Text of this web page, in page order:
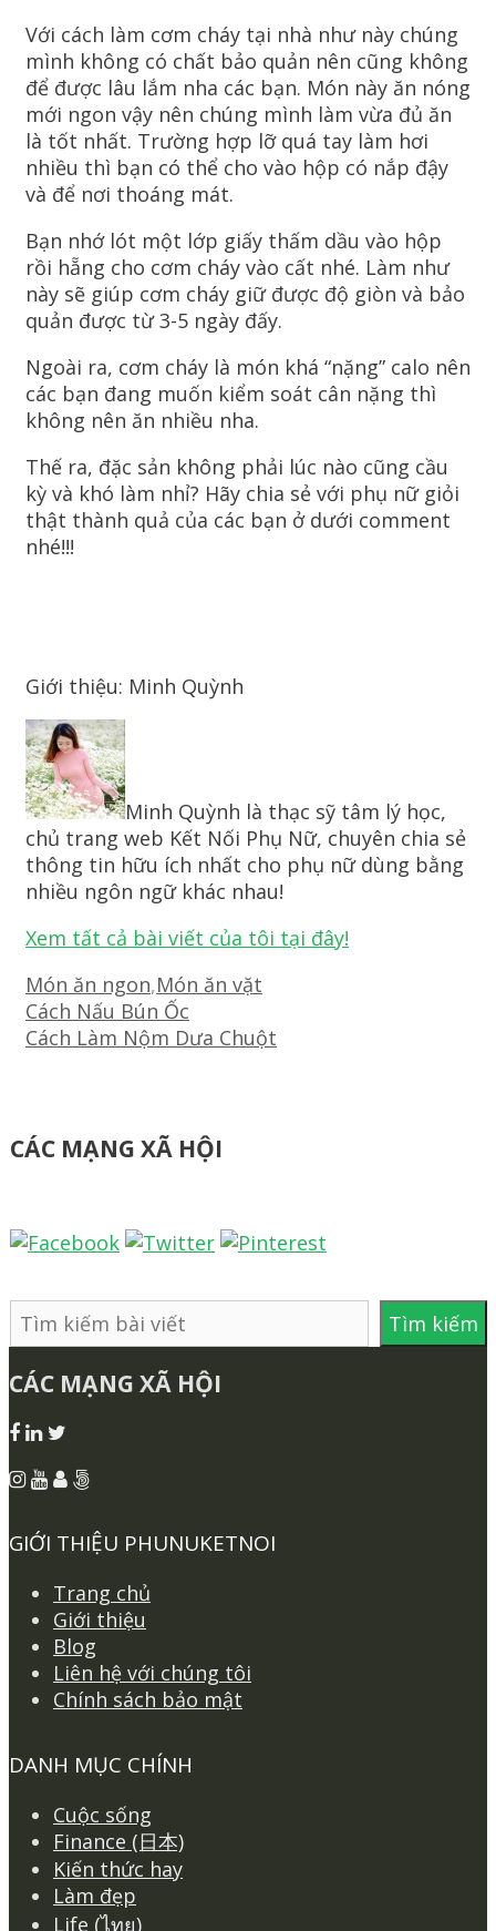
Với cách làm cơm cháy tại nhà như này chúng
mình không có chất bảo quản nên cũng không
để được lâu lắm nha các bạn. Món này ăn nóng
mới ngon vậy nên chúng mình làm vừa đủ ăn
là tốt nhất. Trường hợp lỡ quá tay làm hơi
nhiều thì bạn có thể cho vào hộp có nắp đậy
và để nơi thoáng mát.
Bạn nhớ lót một lớp giấy thấm dầu vào hộp
rồi hẵng cho cơm cháy vào cất nhé. Làm như
này sẽ giúp cơm cháy giữ được độ giòn và bảo
quản được từ 3-5 ngày đấy.
Ngoài ra, cơm cháy là món khá “nặng” calo nên
các bạn đang muốn kiểm soát cân nặng thì
không nên ăn nhiều nha.
Thế ra, đặc sản không phải lúc nào cũng cầu
kỳ và khó làm nhỉ? Hãy chia sẻ với phụ nữ giỏi
thật thành quả của các bạn ở dưới comment
nhé!!!
Giới thiệu: Minh Quỳnh
Minh Quỳnh là thạc sỹ tâm lý học,
chủ trang web Kết Nối Phụ Nữ, chuyên chia sẻ
thông tin hữu ích nhất cho phụ nữ dùng bằng
nhiều ngôn ngữ khác nhau!
Xem tất cả bài viết của tôi tại đây!
Danh
mục
Món ăn ngon,Món ăn vặt
Điều
hướng
Cách Nấu Bún Ốc
Cách Làm Nộm Dưa Chuột
CÁC MẠNG XÃ HỘI
Tìm
kiếm
Tìm kiếm
CÁC MẠNG XÃ HỘI
GIỚI THIỆU PHUNUKETNOI
Trang chủ
Giới thiệu
Blog
Liên hệ với chúng tôi
Chính sách bảo mật
DANH MỤC CHÍNH
Cuộc sống
Finance (日本)
Kiến thức hay
Làm đẹp
Life (ไทย)